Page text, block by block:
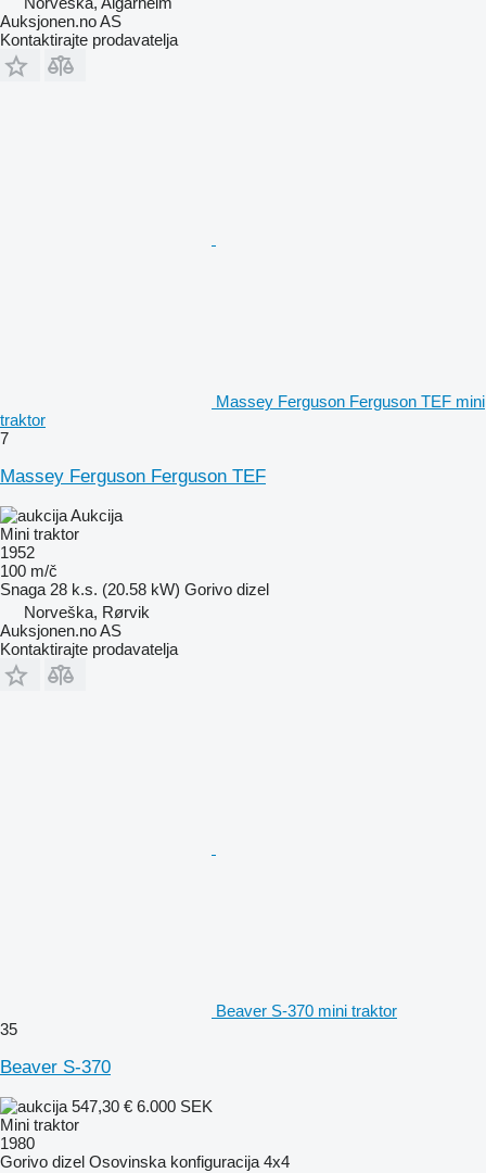
Auksjonen.no AS
Kontaktirajte prodavatelja
Massey Ferguson Ferguson TEF mini
traktor
7
Massey Ferguson Ferguson TEF
Aukcija
Mini traktor
1952
100 m/č
Snaga 28 k.s. (20.58 kW) Gorivo dizel
Norveška, Rørvik
Auksjonen.no AS
Kontaktirajte prodavatelja
Beaver S-370 mini traktor
35
Beaver S-370
547,30 € 6.000 SEK
Mini traktor
1980
Gorivo dizel Osovinska konfiguracija 4x4